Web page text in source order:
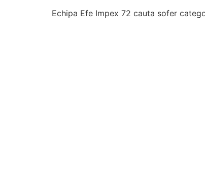
Echipa Efe Impex 72 cauta sofer